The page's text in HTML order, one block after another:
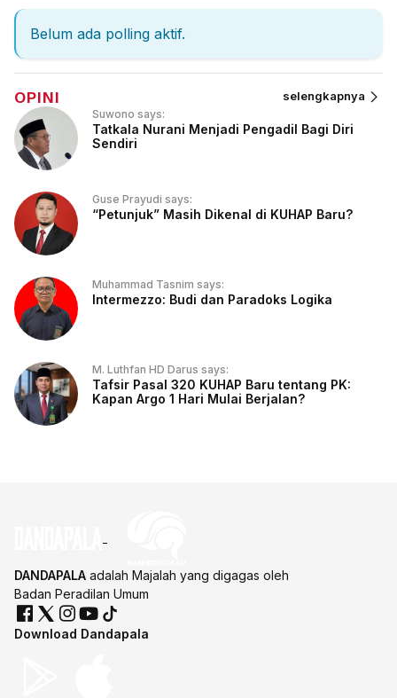
Belum ada polling aktif.
OPINI selengkapnya
Suwono says:
Tatkala Nurani Menjadi Pengadil Bagi Diri
Sendiri
Guse Prayudi says:
“Petunjuk” Masih Dikenal di KUHAP Baru?
Muhammad Tasnim says:
Intermezzo: Budi dan Paradoks Logika
M. Luthfan HD Darus says:
Tafsir Pasal 320 KUHAP Baru tentang PK:
Kapan Argo 1 Hari Mulai Berjalan?
DANDAPALA adalah Majalah yang digagas oleh
Badan Peradilan Umum
Download Dandapala